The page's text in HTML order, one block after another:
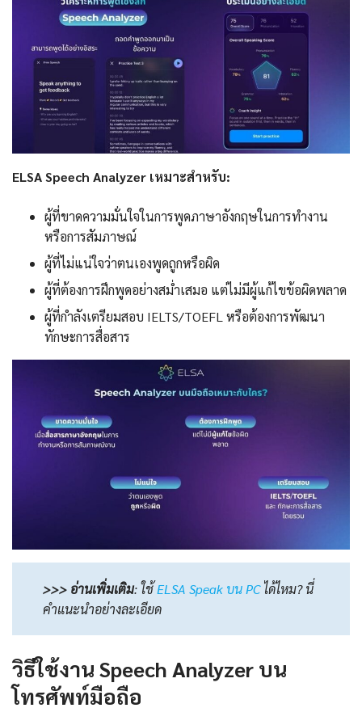
ELSA Speech Analyzer เหมาะสำหรับ:
ผู้ที่ขาดความมั่นใจในการพูดภาษาอังกฤษในการทำงาน
หรือการสัมภาษณ์
ผู้ที่ไม่แน่ใจว่าตนเองพูดถูกหรือผิด
ผู้ที่ต้องการฝึกพูดอย่างสม่ำเสมอ แต่ไม่มีผู้แก้ไขข้อผิดพลาด
ผู้ที่กำลังเตรียมสอบ IELTS/TOEFL หรือต้องการพัฒนา
ทักษะการสื่อสาร
>>> อ่านเพิ่มเติม:ใช้ELSA Speak บน PCได้ไหม? นี่
คำแนะนำอย่างละเอียด
วิธีใช้งาน Speech Analyzer บน
โทรศัพท์มือถือ